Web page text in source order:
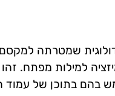
שמטרתה
למילות מפתח.
בהם בתוכן של עמוד